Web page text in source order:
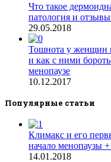
Что такое
патология и
29.05.2018
Тошнота у женщин
и как с ними
менопаузе
10.12.2017
Популярные статьи
Климакс и его
начало менопаузы
14.01.2018